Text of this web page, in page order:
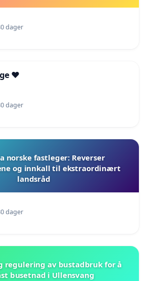
dager
❤️
dager
norske fastleger: Reverser
og innkall til ekstraordinært
landsråd
dager
regulering av bustadbruk for å
busetnad i Ullensvang